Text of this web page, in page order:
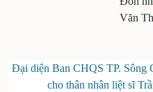
Văn
Đại diện Ban CHQS TP. Sông
cho thân nhân liệt sĩ